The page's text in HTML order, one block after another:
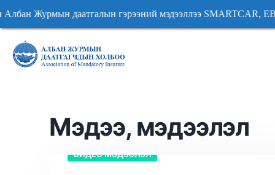
Мэдээ, мэдээлэл
ВИДЕО МЭДЭЭЛЭЛ
даатгалын гэрээний мэдээллээ SMARTCAR,
даатгалын гэрээний мэдээллээ SMARTCAR,